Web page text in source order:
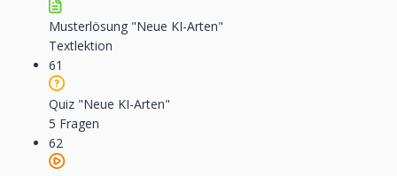
Musterlösung "Neue KI-Arten"
Textlektion
61
Quiz "Neue KI-Arten"
5 Fragen
62